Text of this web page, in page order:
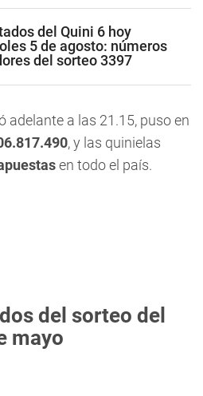
del Quini 6 hoy
5 de agosto: números
del sorteo 3397
adelante a las 21.15, puso en
, y las quinielas
en todo el país.
del sorteo del
mayo